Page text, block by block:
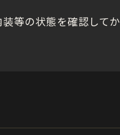
等の状態を確認してか